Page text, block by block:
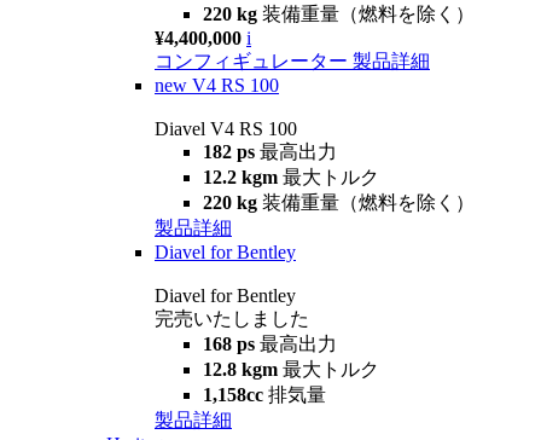
220 kg 装備重量（燃料を除く）
¥4,400,000 i
コンフィギュレーター 製品詳細
new V4 RS 100
Diavel V4 RS 100
182 ps 最高出力
12.2 kgm 最大トルク
220 kg 装備重量（燃料を除く）
製品詳細
Diavel for Bentley
Diavel for Bentley
完売いたしました
168 ps 最高出力
12.8 kgm 最大トルク
1,158cc 排気量
製品詳細